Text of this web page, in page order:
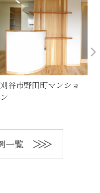
刈谷市野田町マンショ
ン